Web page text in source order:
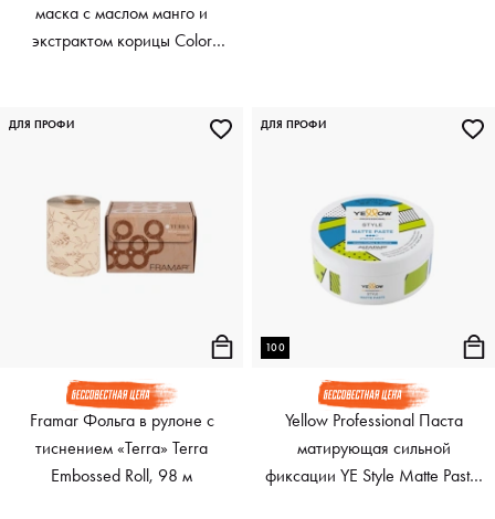
маска с маслом манго и
экстрактом корицы Color
Framar Фольга в рулоне с
тиснением «Terra» Terra
Embossed Roll, 98 м
ДЛЯ ПРОФИ
100
Yellow Professional Паста
матирующая сильной
фиксации YE Style Matte Paste,
ДЛЯ ПРОФИ